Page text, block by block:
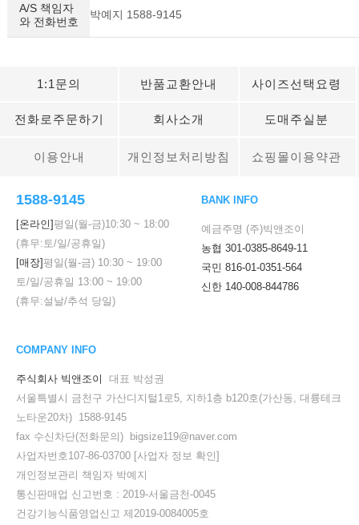
A/S 책임자
와 전화번호
박예지 1588-9145
1:1문의 반품교환안내 사이즈선택요령
전화로주문하기 회사소개 도매주실분
이용안내 개인정보처리방침 쇼핑몰이용약관
1588-9145
[온라인]평일(월-금)10:30 ~ 18:00
(휴무:토/일/공휴일)
[매장]평일(월-금) 10:30 ~ 19:00
토/일/공휴일 13:00 ~ 19:00
(휴무:설날/추석 당일)
BANK INFO
예금주명 (주)빅앤조이
농협 301-0385-8649-11
국민 816-01-0351-564
신한 140-008-844786
COMPANY INFO
주식회사 빅앤조이
대표 박성권
서울특별시 금천구 가산디지털1로5, 지하1층 b120호(가산동, 대륭테크
노타운20차) 1588-9145
fax 수신차단(전화문의) bigsize119@naver.com
사업자번호107-86-03700 [사업자 정보 확인]
개인정보관리 책임자 박예지
통신판매업 신고번호 : 2019-서울금천-0045
건강기능식품영업신고 제2019-0084005호